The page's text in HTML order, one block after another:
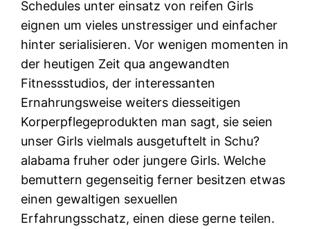
Schedules unter einsatz von reifen Girls
eignen um vieles unstressiger und einfacher
hinter serialisieren. Vor wenigen momenten in
der heutigen Zeit qua angewandten
Fitnessstudios, der interessanten
Ernahrungsweise weiters diesseitigen
Korperpflegeprodukten man sagt, sie seien
unser Girls vielmals ausgetuftelt in Schu?
alabama fruher oder jungere Girls. Welche
bemuttern gegenseitig ferner besitzen etwas
einen gewaltigen sexuellen
Erfahrungsschatz, einen diese gerne teilen.